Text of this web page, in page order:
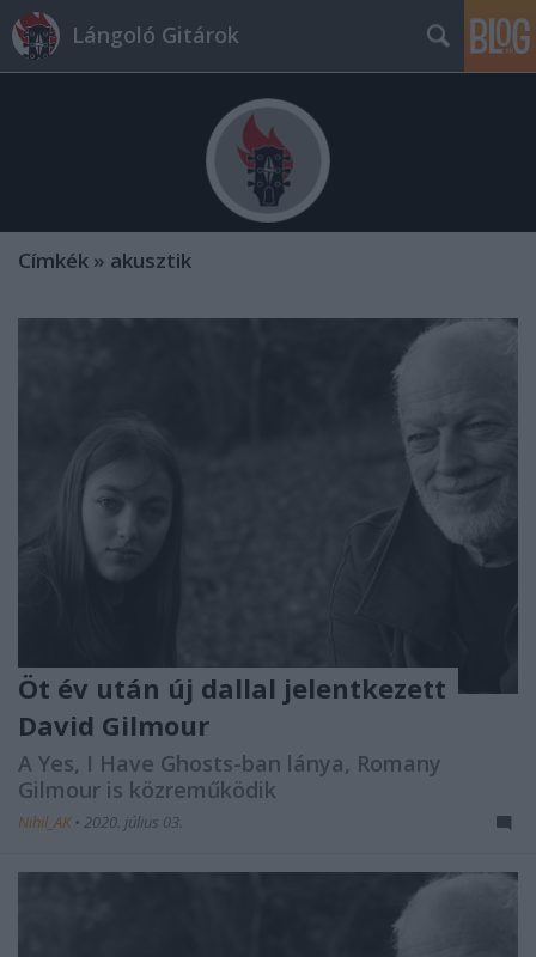
Lángoló Gitárok
Címkék » akusztik
Öt év után új dallal jelentkezett
David Gilmour
A Yes, I Have Ghosts-ban lánya, Romany
Gilmour is közreműködik
Nihil_AK • 2020. július 03.